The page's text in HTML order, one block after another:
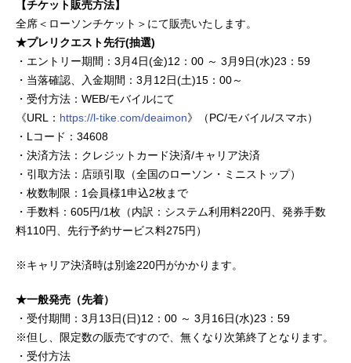
【チケット販売方法】
全席＜ローソンチケット＞にて販売いたします。
★プレリクエスト先行(抽選)
・エントリー期間：3月4日(金)12：00 ～ 3月9日(水)23：59
・当落確認、入金期間：3月12日(土)15：00～
・受付方法：WEB/モバイルにて
《URL： https://l-tike.com/deaimon》（PC/モバイル/スマホ）
・Lコード：34608
・決済方法：クレジットカード決済/キャリア決済
・引取方法：店頭引取（全国のローソン・ミニストップ）
・枚数制限：1会員様1申込2枚まで
・手数料：605円/1枚（内訳：システム利用料220円、発券手数
料110円、先行予約サービス料275円）
※キャリア決済時は別途220円がかかります。
★一般発売（先着）
・受付期間：3月13日(日)12：00 ～ 3月16日(水)23：59
※但し、限定数の販売ですので、無くなり次第終了となります。
・受付方法